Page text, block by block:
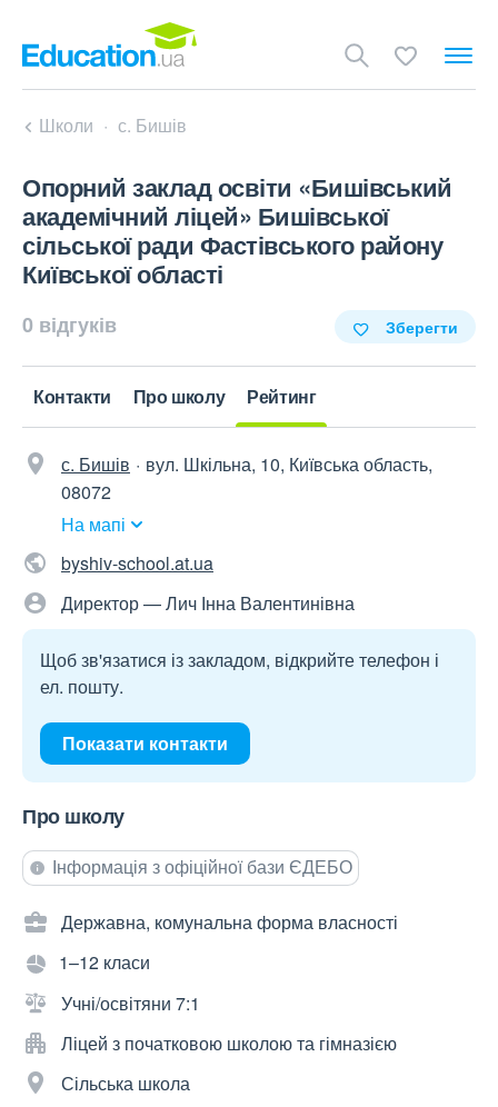
Школи с. Бишів
Опорний заклад освіти «Бишівський
академічний ліцей» Бишівської
сільської ради Фастівського району
Київської області
0 відгуків Зберегти
Контакти Про школу Рейтинг
с. Бишів
вул. Шкільна, 10, Київська область,
08072
На мапі
byshiv-school.at.ua
Директор — Лич Інна Валентинівна
Щоб зв'язатися із закладом, відкрийте телефон і
ел. пошту.
Показати контакти
Про школу
Інформація з офіційної бази ЄДЕБО
Державна, комунальна форма власності
1–12 класи
Учні/освітяни 7:1
Ліцей з початковою школою та гімназією
Сільська школа